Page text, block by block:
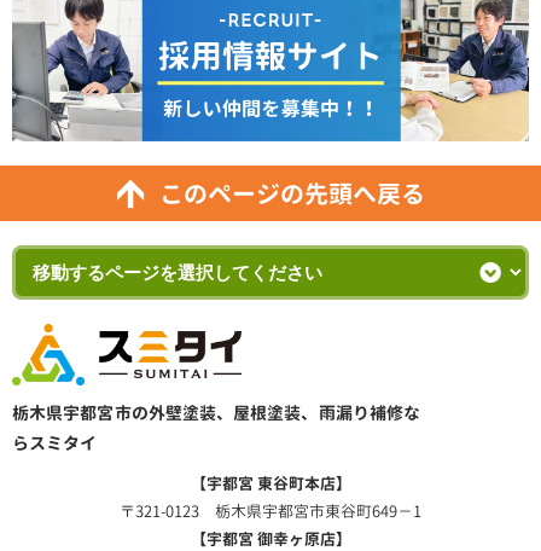
このページの先頭へ戻る
栃木県宇都宮市の外壁塗装、屋根塗装、雨漏り補修な
らスミタイ
【宇都宮 東谷町本店】
〒321-0123 栃木県宇都宮市東谷町649－1
【宇都宮 御幸ヶ原店】